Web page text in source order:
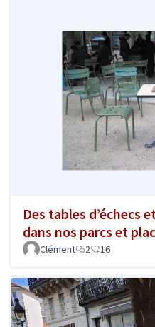
Des tables d’échecs
dans nos parcs et
Clément 2 16